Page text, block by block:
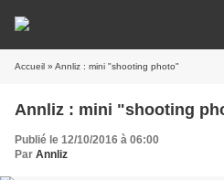
Accueil » Annliz : mini "shooting photo"
Annliz : mini "shooting
Publié le 12/10/2016 à 06:00
Par Annliz